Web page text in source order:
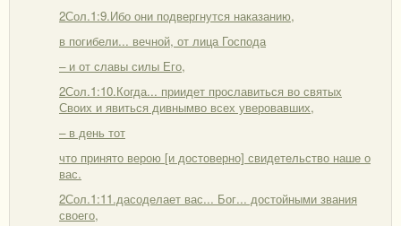
2Сол.1:9.Ибо они подвергнутся наказанию,
в погибели... вечной, от лица Господа
– и от славы силы Его,
2Сол.1:10.Когда... приидет прославиться во святых
Своих и явиться дивнымво всех уверовавших,
– в день тот
что принято верою [и достоверно] свидетельство наше о
вас.
2Сол.1:11.дасоделает вас... Бог... достойными звания
своего,